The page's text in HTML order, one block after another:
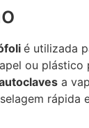
é utilizada
ou plástico
a
rápida